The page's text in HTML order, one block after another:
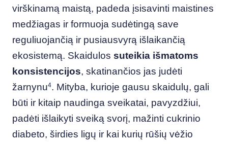
virškinamą maistą, padeda įsisavinti maistines
medžiagas ir formuoja sudėtingą save
reguliuojančią ir pusiausvyrą išlaikančią
ekosistemą. Skaidulos suteikia išmatoms
konsistencijos, skatinančios jas judėti
žarnynu4. Mityba, kurioje gausu skaidulų, gali
būti ir kitaip naudinga sveikatai, pavyzdžiui,
padėti išlaikyti sveiką svorį, mažinti cukrinio
diabeto, širdies ligų ir kai kurių rūšių vėžio